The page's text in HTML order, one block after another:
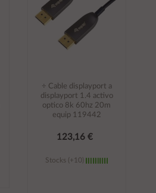
÷ Cable displayport a
displayport 1.4 activo
optico 8k 60hz 20m
equip 119442
123,16 €
Stocks (+10)